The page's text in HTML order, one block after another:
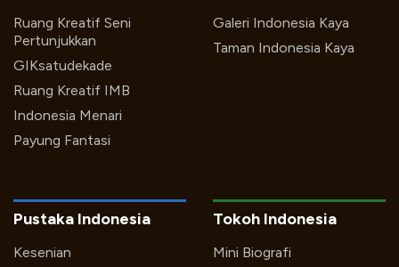
Ruang Kreatif Seni
Pertunjukkan
GIKsatudekade
Ruang Kreatif IMB
Indonesia Menari
Payung Fantasi
Galeri Indonesia Kaya
Taman Indonesia Kaya
Pustaka Indonesia
Kesenian
Tokoh Indonesia
Mini Biografi